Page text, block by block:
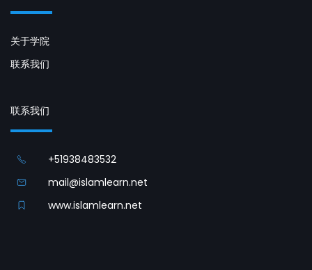
关于学院
联系我们
联系我们
+51938483532
mail@islamlearn.net
www.islamlearn.net